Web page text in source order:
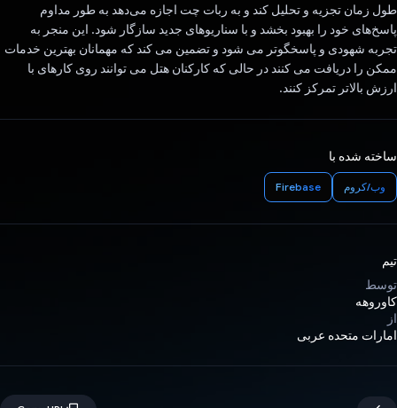
طول زمان تجزیه و تحلیل کند و به ربات چت اجازه می‌دهد به طور مداوم
پاسخ‌های خود را بهبود بخشد و با سناریوهای جدید سازگار شود. این منجر به
تجربه شهودی و پاسخگوتر می شود و تضمین می کند که مهمانان بهترین خدمات
ممکن را دریافت می کنند در حالی که کارکنان هتل می توانند روی کارهای با
ارزش بالاتر تمرکز کنند.
ساخته شده با
وب/کروم Firebase
تیم
توسط
کاوروهه
از
امارات متحده عربی